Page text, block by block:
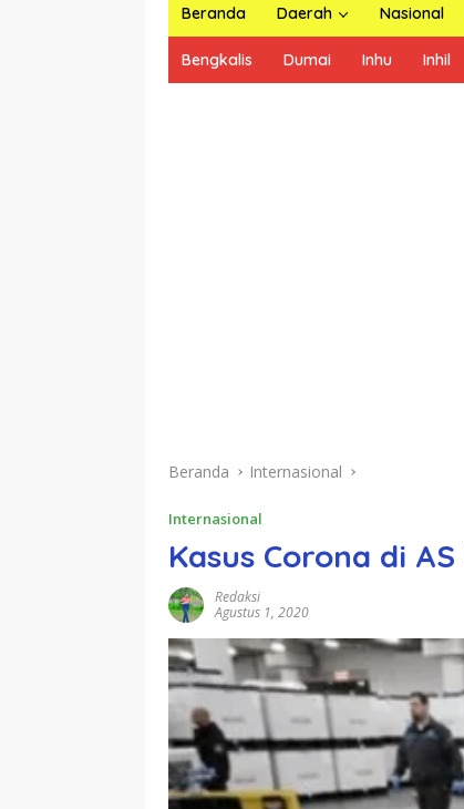
Beranda Daerah Nasional
Bengkalis Dumai Inhu Inhil
Beranda Internasional
Internasional
Kasus Corona di
Redaksi
Agustus 1, 2020